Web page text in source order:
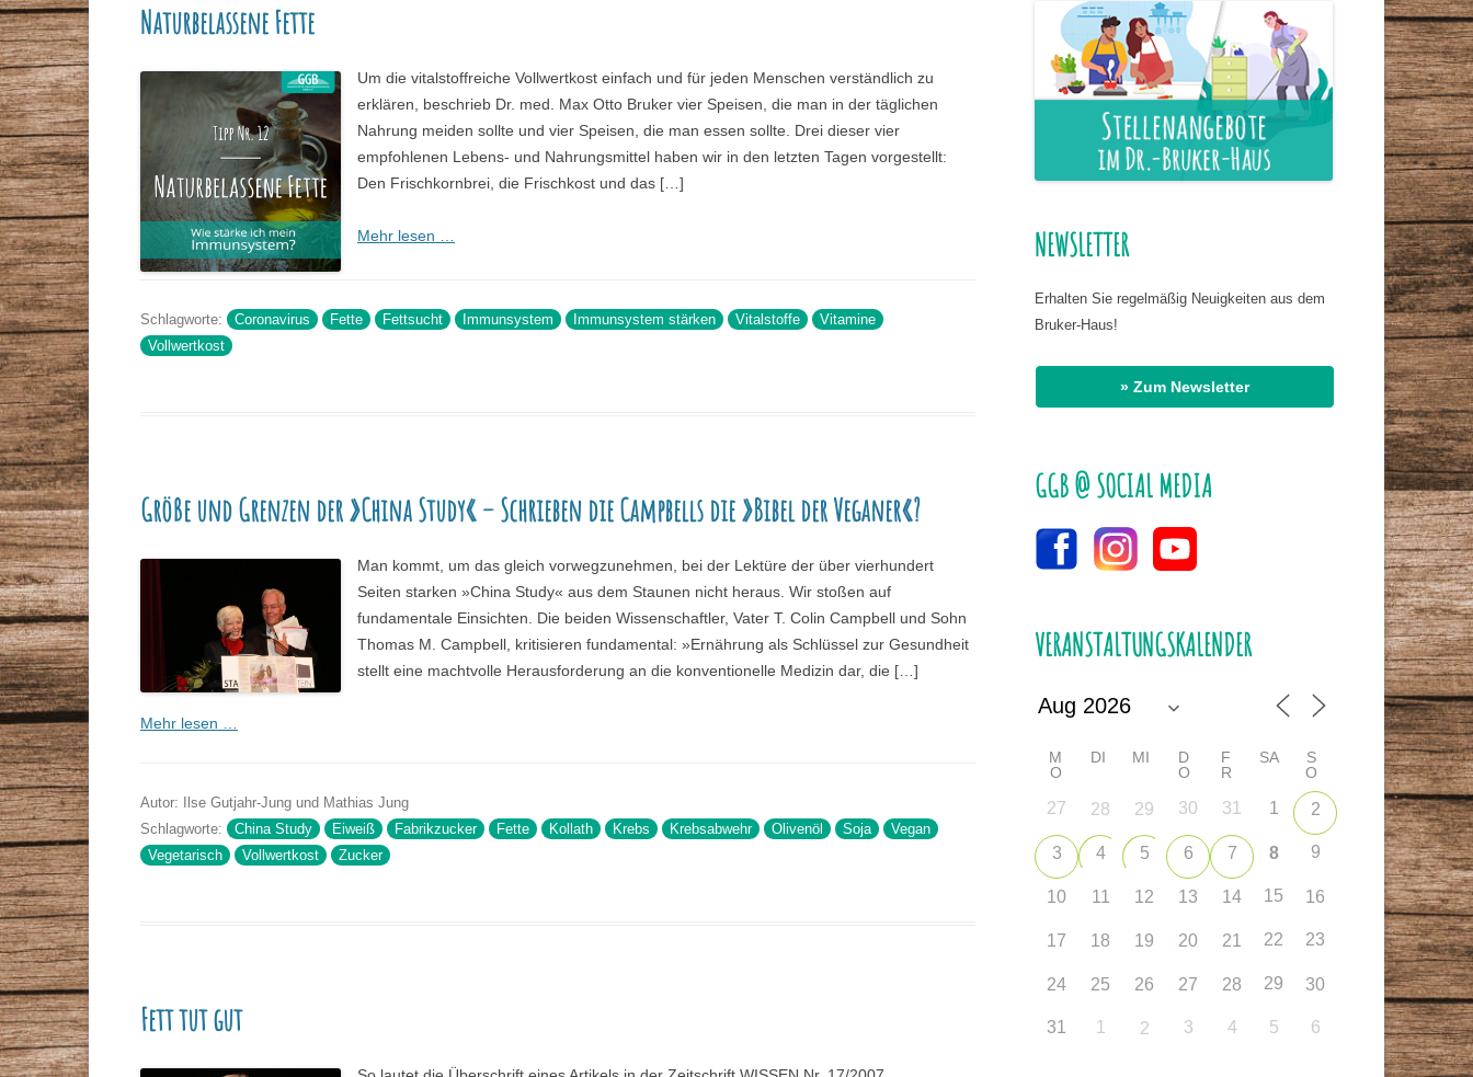
ZEITSCHRIFT
DR. MAX-OTTO-BRUKER
BIOGRAFIE
POLITISCHES ENGAGEMENT
DR.-BRUKER-GARTEN
PRESSE
SCHLUSSSEMINARE
PRAXISSEMINARE
LEBENSBERATUNG
GESPRÄCHSKREIS HASSAN EL
KHOMRI
MATHIAS JUNG
ÄRZTLICHER RAT DR. BIRMANNS
VORTRÄGE EXTERN
ORDNUNG UNSERER NAHRUNG
WISSENSCHAFTLER
VOLLWERTKOST
VIDEOS
NACH THEMENGEBIETEN
Naturbelassene Fette
Um die vitalstoffreiche Vollwertkost einfach und für jeden Menschen verständlich zu
erklären, beschrieb Dr. med. Max Otto Bruker vier Speisen, die man in der täglichen
Nahrung meiden sollte und vier Speisen, die man essen sollte. Drei dieser vier
empfohlenen Lebens- und Nahrungsmittel haben wir in den letzten Tagen vorgestellt:
Den Frischkornbrei, die Frischkost und das […]
Mehr lesen …
Schlagworte: Coronavirus Fette Fettsucht Immunsystem Immunsystem stärken Vitalstoffe
Vitamine
Vollwertkost
Größe und Grenzen der »China Study« – Schrieben die Campbells die »Bibel der Veganer«?
Man kommt, um das gleich vorwegzunehmen, bei der Lektüre der über vierhundert
Seiten starken »China Study« aus dem Staunen nicht heraus. Wir stoßen auf
fundamentale Einsichten. Die beiden Wissenschaftler, Vater T. Colin Campbell und Sohn
Thomas M. Campbell, kritisieren fundamental: »Ernährung als Schlüssel zur Gesundheit
stellt eine machtvolle Herausforderung an die konventionelle Medizin dar, die […]
Mehr lesen …
Autor: Ilse Gutjahr-Jung und Mathias Jung
Schlagworte:
China Study Eiweiß Fabrikzucker Fette Kollath Krebs Krebsabwehr Olivenöl Soja
Vegan
Vegetarisch
Vollwertkost Zucker
Fett tut gut
NEWSLETTER
Erhalten Sie regelmäßig Neuigkeiten aus dem
Bruker-Haus!
» Zum Newsletter
GGB @ SOCIAL MEDIA
VERANSTALTUNGSKALENDER
M
O
DI MI
D
O
F
R
SA
S
O
27 28 29 30 31 1 2
3 4 5 6 7 8 9
10 11 12 13 14 15 16
17 18 19 20 21 22 23
24 25 26 27 28 29 30
31 1 2 3 4 5 6